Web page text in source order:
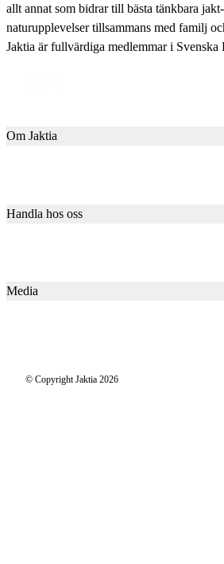
allt annat som bidrar till bästa tänkbara
naturupplevelser tillsammans med familj
Jaktia är fullvärdiga medlemmar i Svenska
Om Jaktia
Karriär
Jaktia Brand Guidelines
Handla hos oss
Köpvillkor för företagskunder
Media
Jägaren© Copyright Jaktia 2026